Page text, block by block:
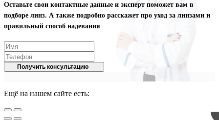
Оставьте свои контактные данные и эксперт поможет вам в
подборе линз. А также подробно расскажет про уход за линзами и
правильный способ надевания
Получить консультацию
Ещё на нашем сайте есть: